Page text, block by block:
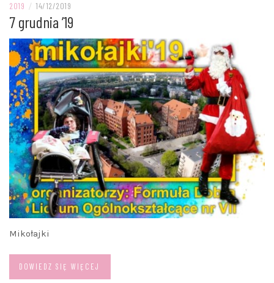
2019 / 14/12/2019
7 grudnia ’19
Mikołajki
DOWIEDZ SIĘ WIĘCEJ